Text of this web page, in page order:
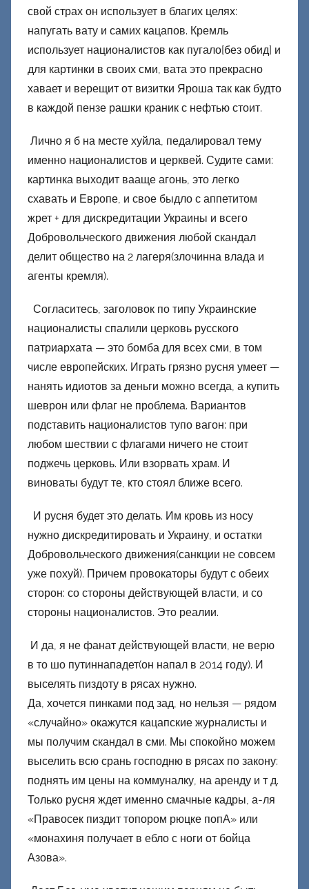
свой страх он использует в благих целях:
напугать вату и самих кацапов. Кремль
использует националистов как пугало[без обид] и
для картинки в своих сми, вата это прекрасно
хавает и верещит от визитки Яроша так как будто
в каждой пензе рашки краник с нефтью стоит.
Лично я б на месте хуйла, педалировал тему
именно националистов и церквей. Судите сами:
картинка выходит вааще агонь, это легко
схавать и Европе, и свое быдло с аппетитом
жрет + для дискредитации Украины и всего
Добровольческого движения любой скандал
делит общество на 2 лагеря(злочинна влада и
агенты кремля).
Согласитесь, заголовок по типу Украинские
националисты спалили церковь русского
патриархата — это бомба для всех сми, в том
числе европейских. Играть грязно русня умеет —
нанять идиотов за деньги можно всегда, а купить
шеврон или флаг не проблема. Вариантов
подставить националистов тупо вагон: при
любом шествии с флагами ничего не стоит
поджечь церковь. Или взорвать храм. И
виноваты будут те, кто стоял ближе всего.
И русня будет это делать. Им кровь из носу
нужно дискредитировать и Украину, и остатки
Добровольческого движения(санкции не совсем
уже похуй). Причем провокаторы будут с обеих
сторон: со стороны действующей власти, и со
стороны националистов. Это реалии.
И да, я не фанат действующей власти, не верю
в то шо путиннападет(он напал в 2014 году). И
выселять пиздоту в рясах нужно.
Да, хочется пинками под зад, но нельзя — рядом
«случайно» окажутся кацапские журналисты и
мы получим скандал в сми. Мы спокойно можем
выселить всю срань господню в рясах по закону:
поднять им цены на коммуналку, на аренду и т д.
Только русня ждет именно смачные кадры, а-ля
«Правосек пиздит топором рюцке попА» или
«монахиня получает в ебло с ноги от бойца
Азова».